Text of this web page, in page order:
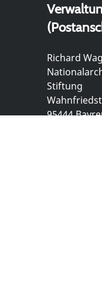
Richard
Stiftung
95444